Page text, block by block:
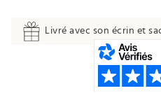
Livré avec son écrin et